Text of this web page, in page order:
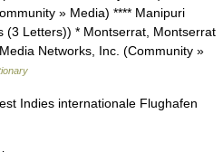
» Media) **** Manipuri
(3 Letters)) * Montserrat, Montserrat
Networks, Inc. (Community »
Indies internationale Flughafen